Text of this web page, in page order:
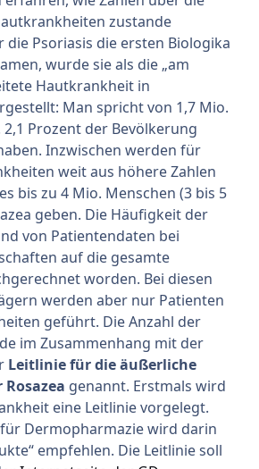
zustande
die Psoriasis die ersten Biologika
wurde sie als die „am
Hautkrankheit in
Man spricht von 1,7 Mio.
Prozent der Bevölkerung
Inzwischen werden für
weit aus höhere Zahlen
bis zu 4 Mio. Menschen (3 bis 5
geben. Die Häufigkeit der
von Patientendaten bei
auf die gesamte
worden. Bei diesen
werden aber nur Patienten
geführt. Die Anzahl der
im Zusammenhang mit der
Leitlinie für die äußerliche
genannt. Erstmals wird
eine Leitlinie vorgelegt.
Dermopharmazie wird darin
empfehlen. Die Leitlinie soll